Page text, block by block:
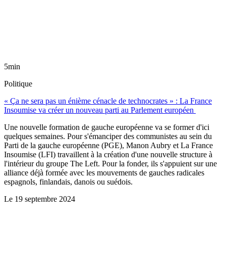
5min
Politique
« Ça ne sera pas un énième cénacle de technocrates » : La France
Insoumise va créer un nouveau parti au Parlement européen
Une nouvelle formation de gauche européenne va se former d'ici
quelques semaines. Pour s'émanciper des communistes au sein du
Parti de la gauche européenne (PGE), Manon Aubry et La France
Insoumise (LFI) travaillent à la création d'une nouvelle structure à
l'intérieur du groupe The Left. Pour la fonder, ils s'appuient sur une
alliance déjà formée avec les mouvements de gauches radicales
espagnols, finlandais, danois ou suédois.
Le 19 septembre 2024